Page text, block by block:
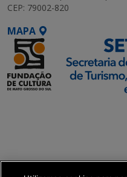
CEP: 79002-820
MAPA